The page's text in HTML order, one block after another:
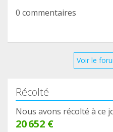
0 commentaires
Voir le
Récolté
Nous avons récolté à ce
20 652 €